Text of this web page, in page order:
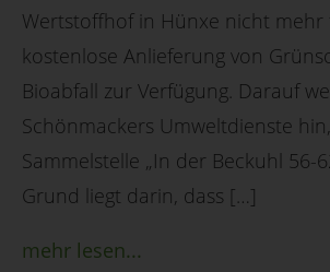
Wertstoffhof in Hünxe nicht mehr
kostenlose Anlieferung von
Bioabfall zur Verfügung. Darauf
Schönmackers Umweltdienste
Sammelstelle „In der Beckuhl 56-
Grund liegt darin, dass […]
mehr lesen...